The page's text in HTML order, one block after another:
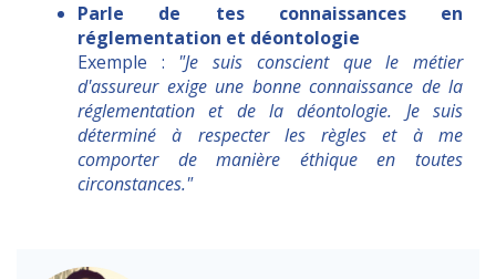
Parle de tes connaissances en
réglementation et déontologie
Exemple : "Je suis conscient que le métier
d'assureur exige une bonne connaissance de la
réglementation et de la déontologie. Je suis
déterminé à respecter les règles et à me
comporter de manière éthique en toutes
circonstances."